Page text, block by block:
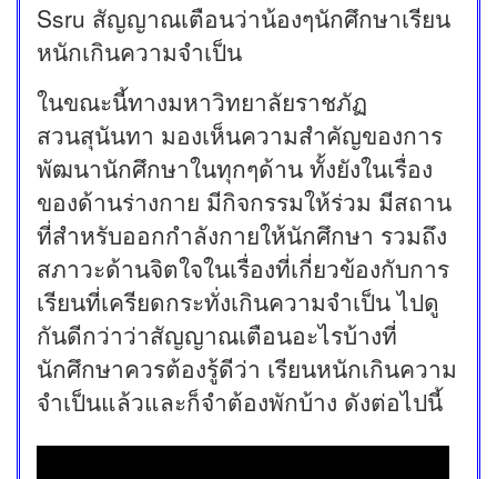
Ssru สัญญาณเตือนว่าน้องๆนักศึกษาเรียน
หนักเกินความจำเป็น
ในขณะนี้ทางมหาวิทยาลัยราชภัฏ
สวนสุนันทา มองเห็นความสำคัญของการ
พัฒนานักศึกษาในทุกๆด้าน ทั้งยังในเรื่อง
ของด้านร่างกาย มีกิจกรรมให้ร่วม มีสถาน
ที่สำหรับออกกำลังกายให้นักศึกษา รวมถึง
สภาวะด้านจิตใจในเรื่องที่เกี่ยวข้องกับการ
เรียนที่เครียดกระทั่งเกินความจำเป็น ไปดู
กันดีกว่าว่าสัญญาณเตือนอะไรบ้างที่
นักศึกษาควรต้องรู้ดีว่า เรียนหนักเกินความ
จำเป็นแล้วและก็จำต้องพักบ้าง ดังต่อไปนี้